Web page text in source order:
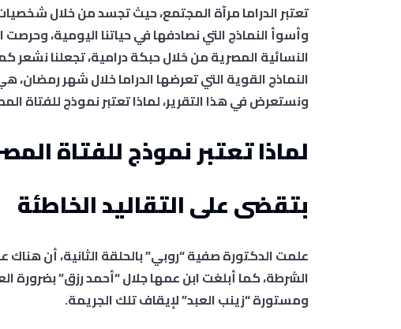
تعتبر الدراما مرآة المجتمع، حيث تجسد من خلال
وأسوأ النماذج التي نصادفها في حياتنا اليومية، وحرصت
النسائية المصرية من خلال حبكة درامية، تجعلنا نشعر
النماذج القوية التي تعرضها الدراما خلال شهر
ونستعرض في هذا التقرير، لماذا تعتبر نموذج للفتاة
لماذا تعتبر نموذج للفتاة
بتقضى على التقاليد الخاطئة
علمت الدكتورة صفية “روبي” بالحلقة الثانية، أن هناك
الشرطة، كما أبلغت ابن عمها جلال “أحمد رزق” بضرورة
ومستورة “زينب العبد” لإيقاف تلك الجريمة.